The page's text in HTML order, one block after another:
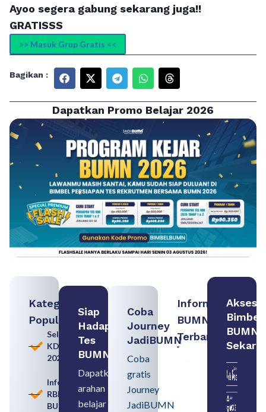
Ayoo segera gabung sekarang juga!!
GRATISSS
>> Masuk Grup Gratis <<
Bagikan :
Dapatkan Promo Belajar 2026
Kategori
Populer
Seleksi
KDKMP
2026
Informasi
RBB
BUMN
Siap
Hadapi
Tes
BUMN
Dapatkan
arahan
belajar
Coba
Journey
JadiBUMN
Coba
gratis
Journey
JadiBUMN
Informasi
BUMN
Terbaru:
Persiapan
Seleksi
Rekrutmen
Memahami
Akses
Bimbel
BUMN